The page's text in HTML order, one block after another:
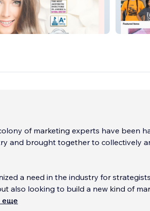
STL-
of marketing experts have been
and brought together to collectively
a need in the industry for
also looking to build a new kind of
in a way that’s fair and transparent,
еще